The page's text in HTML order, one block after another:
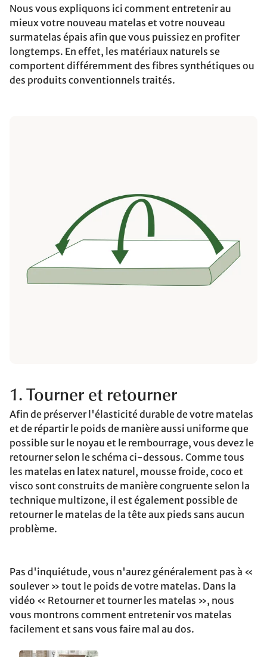
Nous vous expliquons ici comment entretenir au
mieux votre nouveau matelas et votre nouveau
surmatelas épais afin que vous puissiez en profiter
longtemps. En effet, les matériaux naturels se
comportent différemment des fibres synthétiques ou
des produits conventionnels traités.
1. Tourner et retourner
Afin de préserver l'élasticité durable de votre matelas
et de répartir le poids de manière aussi uniforme que
possible sur le noyau et le rembourrage, vous devez le
retourner selon le schéma ci-dessous. Comme tous
les matelas en latex naturel, mousse froide, coco et
visco sont construits de manière congruente selon la
technique multizone, il est également possible de
retourner le matelas de la tête aux pieds sans aucun
problème.
Pas d'inquiétude, vous n'aurez généralement pas à «
soulever » tout le poids de votre matelas. Dans la
vidéo « Retourner et tourner les matelas », nous
vous montrons comment entretenir vos matelas
facilement et sans vous faire mal au dos.